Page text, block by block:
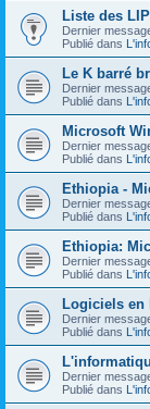
Liste des
Dernier
Publié dans
Le K barré
Dernier
Publié dans
Microsoft
Dernier
Publié dans
Ethiopia -
Dernier
Publié dans
Ethiopia:
Dernier
Publié dans
Logiciels en
Dernier
Publié dans
Dernier
Publié dans